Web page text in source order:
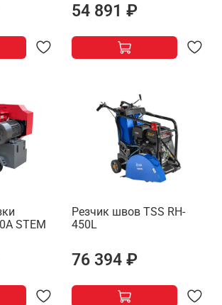
54 891 ₽
STEM
Резчик швов TSS RH-
450L
76 394 ₽